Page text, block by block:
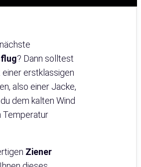
? Dann solltest
erstklassigen
also einer Jacke,
dem kalten Wind
Temperatur
Ziener